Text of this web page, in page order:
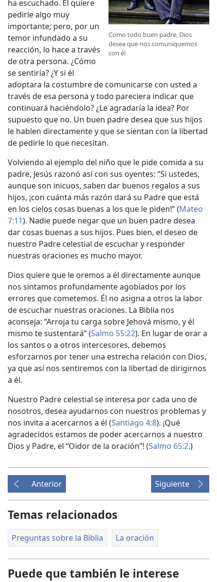
Como todo buen padre, Dios
desea que nos comuniquemos
con él
ha escuchado. Él quiere
pedirle algo muy
importante; pero, por un
temor infundado a su
reacción, lo hace a través
de otra persona. ¿Cómo
se sentiría? ¿Y si él
adoptara la costumbre de comunicarse con usted a
través de esa persona y todo pareciera indicar que
continuará haciéndolo? ¿Le agradaría la idea? Por
supuesto que no. Un buen padre desea que sus hijos
le hablen directamente y que se sientan con la libertad
de pedirle lo que necesitan.
Volviendo al ejemplo del niño que le pide comida a su
padre, Jesús razonó así con sus oyentes: “Si ustedes,
aunque son inicuos, saben dar buenos regalos a sus
hijos, ¡con cuánta más razón dará su Padre que está
en los cielos cosas buenas a los que le piden!” (Mateo
7:11). Nadie puede negar que un buen padre desea
dar cosas buenas a sus hijos. Pues bien, el deseo de
nuestro Padre celestial de escuchar y responder
nuestras oraciones es mucho mayor.
Dios quiere que le oremos a él directamente aunque
nos sintamos profundamente agobiados por los
errores que cometemos. Él no asigna a otros la labor
de escuchar nuestras oraciones. La Biblia nos
aconseja: “Arroja tu carga sobre Jehová mismo, y él
mismo te sustentará” (Salmo 55:22). En lugar de orar a
los santos o a otros intercesores, debemos
esforzarnos por tener una estrecha relación con Dios,
ya que así nos sentiremos con la libertad de dirigirnos
a él.
Nuestro Padre celestial se interesa por cada uno de
nosotros, desea ayudarnos con nuestros problemas y
nos invita a acercarnos a él (Santiago 4:8). ¡Qué
agradecidos estamos de poder acercarnos a nuestro
Dios y Padre, el “Oidor de la oración”! (Salmo 65:2.)
Anterior Siguiente
Temas relacionados
Preguntas sobre la Biblia La oración
Puede que también le interese